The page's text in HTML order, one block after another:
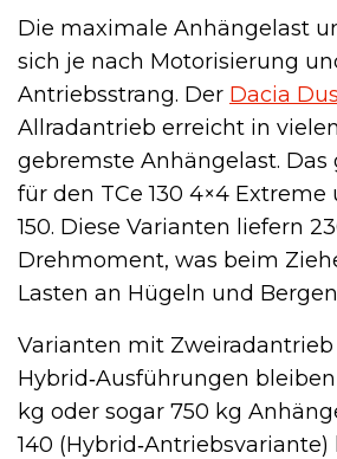
Die maximale Anhängelast
sich je nach Motorisierung
Antriebsstrang. Der Dacia
Allradantrieb erreicht in
gebremste Anhängelast.
für den TCe 130 4×4 Extreme
150. Diese Varianten liefern
Drehmoment, was beim
Lasten an Hügeln und
Varianten mit Zweiradantrieb
Hybrid‑Ausführungen
kg oder sogar 750 kg
140